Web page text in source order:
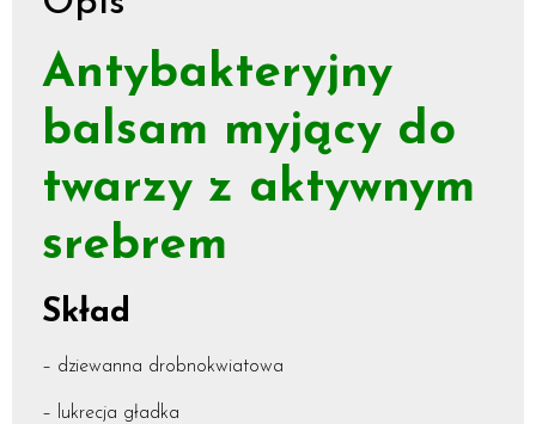
Antybakteryjny
balsam myjący do
twarzy z aktywnym
srebrem
Skład
– dziewanna drobnokwiatowa
– lukrecja gładka